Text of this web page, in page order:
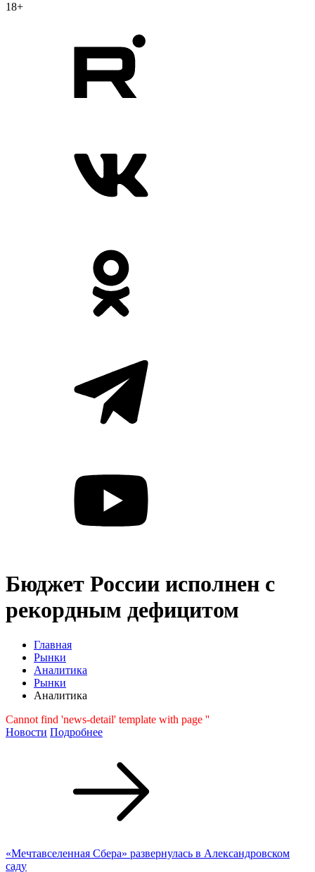
18+
Бюджет России исполнен с
рекордным дефицитом
Главная
Рынки
Аналитика
Рынки
Аналитика
Cannot find 'news-detail' template with page ''
Новости Подробнее
«Мечтавселенная Сбера» развернулась в Александровском
саду